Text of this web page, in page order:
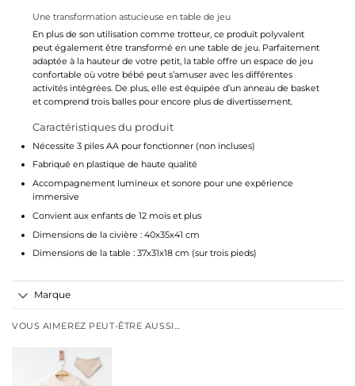
Une transformation astucieuse en table de jeu
En plus de son utilisation comme trotteur, ce produit polyvalent
peut également être transformé en une table de jeu. Parfaitement
adaptée à la hauteur de votre petit, la table offre un espace de jeu
confortable où votre bébé peut s’amuser avec les différentes
activités intégrées. De plus, elle est équipée d’un anneau de basket
et comprend trois balles pour encore plus de divertissement.
Caractéristiques du produit
Nécessite 3 piles AA pour fonctionner (non incluses)
Fabriqué en plastique de haute qualité
Accompagnement lumineux et sonore pour une expérience
immersive
Convient aux enfants de 12 mois et plus
Dimensions de la civière : 40x35x41 cm
Dimensions de la table : 37x31x18 cm (sur trois pieds)
Marque
VOUS AIMEREZ PEUT-ÊTRE AUSSI…